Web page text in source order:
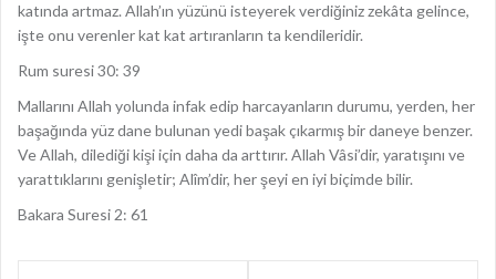
katında artmaz. Allah’ın yüzünü isteyerek verdiğiniz zekâta gelince,
işte onu verenler kat kat artıranların ta kendileridir.
Rum suresi 30: 39
Mallarını Allah yolunda infak edip harcayanların durumu, yerden, her
başağında yüz dane bulunan yedi başak çıkarmış bir daneye benzer.
Ve Allah, dilediği kişi için daha da arttırır. Allah Vâsi’dir, yaratışını ve
yarattıklarını genişletir; Alîm’dir, her şeyi en iyi biçimde bilir.
Bakara Suresi 2: 61